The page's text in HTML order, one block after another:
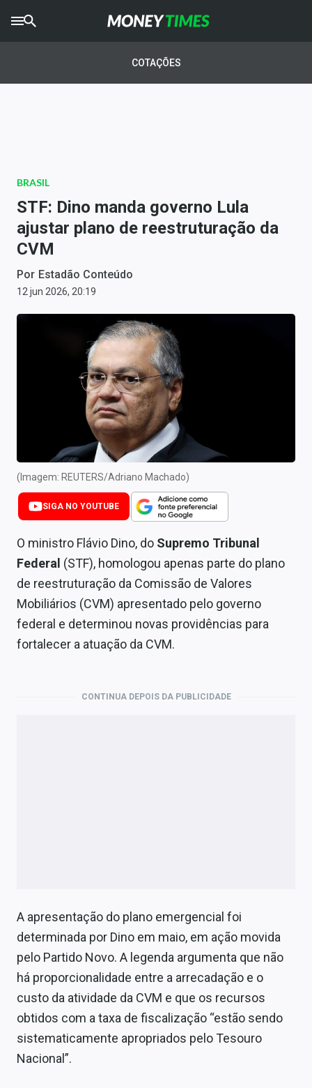
AGROTIMES
Newsletters
Money Trader
Anuncie
Últimas Notícias
Newsletters
Comprar ou vender?
Carteiras Recomendadas
Central de Dividendos
Central de Fundos Imobiliários
Central dos IPOs
Renda Fixa
Finanças Pessoais
Mercados
Economia
Conteúdo de Marca
Expediente
COTAÇÕES
BRASIL
STF: Dino manda governo Lula
ajustar plano de reestruturação da
CVM
Por Estadão Conteúdo
12 jun 2026, 20:19
(Imagem: REUTERS/Adriano Machado)
SIGA NO YOUTUBE
O ministro Flávio Dino, do Supremo Tribunal
Federal (STF), homologou apenas parte do plano
de reestruturação da Comissão de Valores
Mobiliários (CVM) apresentado pelo governo
federal e determinou novas providências para
fortalecer a atuação da CVM.
CONTINUA DEPOIS DA PUBLICIDADE
A apresentação do plano emergencial foi
determinada por Dino em maio, em ação movida
pelo Partido Novo. A legenda argumenta que não
há proporcionalidade entre a arrecadação e o
custo da atividade da CVM e que os recursos
obtidos com a taxa de fiscalização “estão sendo
sistematicamente apropriados pelo Tesouro
Nacional”.